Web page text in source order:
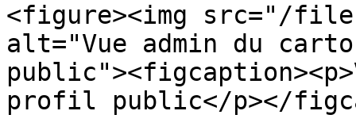
<figure><img src="/
alt="Vue admin du
profil public</p></